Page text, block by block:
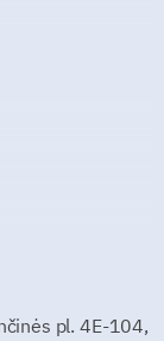
pl. 4E-104,